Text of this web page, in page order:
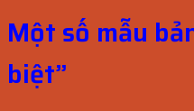
Một số mẫu
biệt”